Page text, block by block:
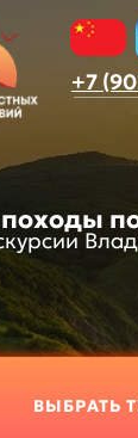
+7
ВЫБРАТЬ